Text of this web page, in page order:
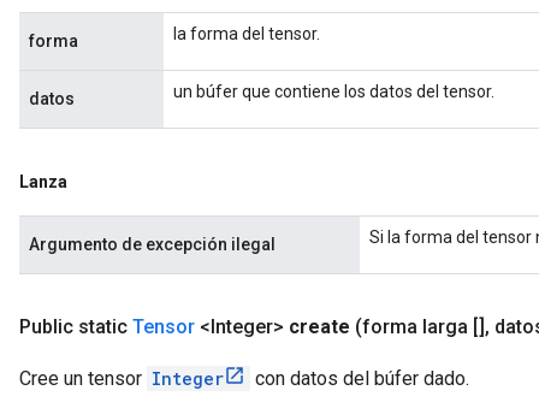
forma la forma del tensor.
datos un búfer que contiene los datos del tensor.
Lanza
Argumento de excepción ilegal Si la forma del tensor
Public static Tensor <Integer> create (forma larga [] ,
Cree un tensor Integer con datos del búfer dado.